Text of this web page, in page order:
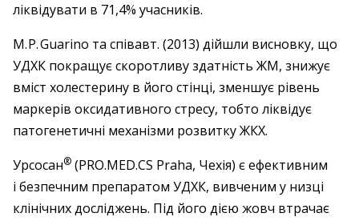
ліквідувати в 71,4% учасників.
M. P. Guarino та співавт. (2013) дійшли висновку, що
УДХК покращує скоротливу здатність ЖМ, знижує
вміст холестерину в його стінці, зменшує рівень
маркерів оксидативного стресу, тобто ліквідує
пато­генетичні механізми розвитку ЖКХ.
Урсосан® (PRO.MED.CS Praha, Чехія) є ефективним
і безпечним препаратом УДХК, вивченим у низці
клінічних дослі­джень. Під його дією жовч втрачає